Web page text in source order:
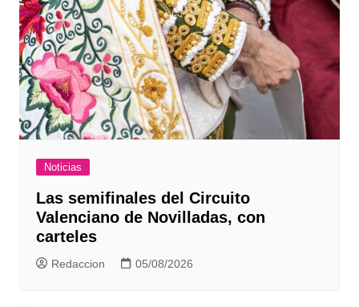
Noticias
Las semifinales del Circuito
Valenciano de Novilladas, con
carteles
Redaccion 05/08/2026